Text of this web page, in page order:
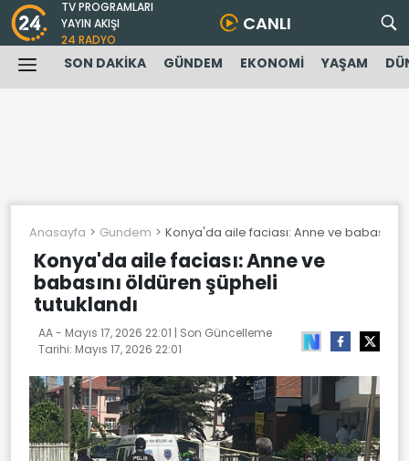
TV PROGRAMLARI
YAYIN AKIŞI
24 RADYO
CANLI
SON DAKİKA GÜNDEM EKONOMİ YAŞAM
Anasayfa Gundem Konya'da aile faciası: Anne ve babasını
Konya'da aile faciası: Anne ve
babasını öldüren şüpheli
tutuklandı
AA - Mayıs 17, 2026 22:01 | Son Güncelleme
Tarihi: Mayıs 17, 2026 22:01